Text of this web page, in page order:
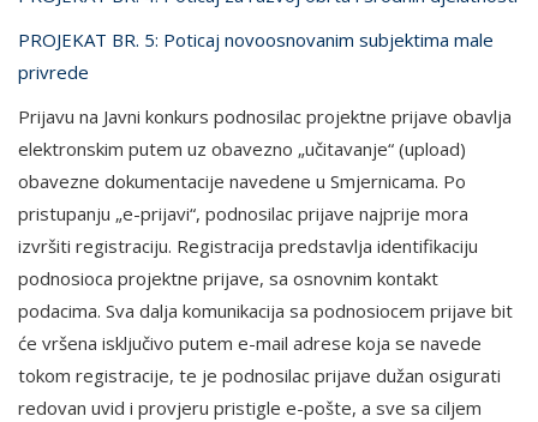
PROJEKAT BR. 5: Poticaj novoosnovanim subjektima male
privrede
Prijavu na Javni konkurs podnosilac projektne prijave obavlja
elektronskim putem uz obavezno „učitavanje“ (upload)
obavezne dokumentacije navedene u Smjernicama. Po
pristupanju „e-prijavi“, podnosilac prijave najprije mora
izvršiti registraciju. Registracija predstavlja identifikaciju
podnosioca projektne prijave, sa osnovnim kontakt
podacima. Sva dalja komunikacija sa podnosiocem prijave bit
će vršena isključivo putem e-mail adrese koja se navede
tokom registracije, te je podnosilac prijave dužan osigurati
redovan uvid i provjeru pristigle e-pošte, a sve sa ciljem